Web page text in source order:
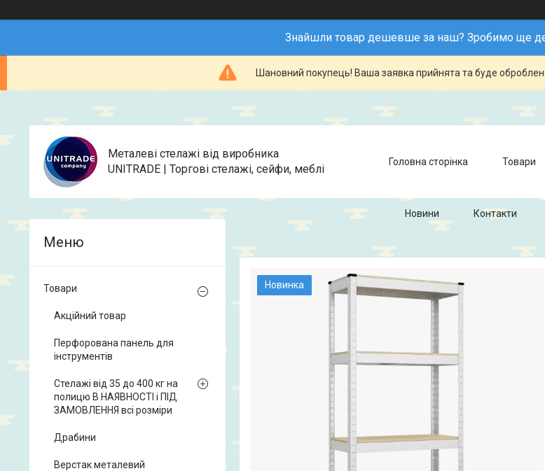
Знайшли товар дешевше за наш? Зробимо ще
Шановний покупець! Ваша заявка прийнята та буде
Металеві стелажі від виробника
UNITRADE | Торгові стелажі, сейфи, меблі
Головна сторінка Товари
Новини Контакти
Новинка
Товари
Акційний товар
Перфорована панель для
інструментів
Стелажі від 35 до 400 кг на
полицю В НАЯВНОСТІ і ПІД
ЗАМОВЛЕННЯ всі розміри
Драбини
Верстак металевий